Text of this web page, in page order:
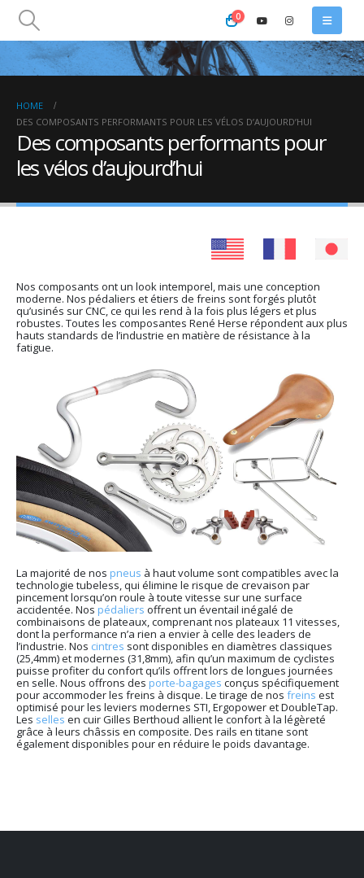
0
HOME
DES COMPOSANTS PERFORMANTS POUR LES VÉLOS D’AUJOURD’HUI
Des composants performants pour
les vélos d’aujourd’hui
Nos composants ont un look intemporel, mais une conception
moderne. Nos pédaliers et étiers de freins sont forgés plutôt
qu’usinés sur CNC, ce qui les rend à la fois plus légers et plus
robustes. Toutes les composantes René Herse répondent aux plus
hauts standards de l’industrie en matière de résistance à la
fatigue.
La majorité de nos pneus à haut volume sont compatibles avec la
technologie tubeless, qui élimine le risque de crevaison par
pincement lorsqu’on roule à toute vitesse sur une surface
accidentée. Nos pédaliers offrent un éventail inégalé de
combinaisons de plateaux, comprenant nos plateaux 11 vitesses,
dont la performance n’a rien a envier à celle des leaders de
l’industrie. Nos cintres sont disponibles en diamètres classiques
(25,4mm) et modernes (31,8mm), afin qu’un maximum de cyclistes
puisse profiter du confort qu’ils offrent lors de longues journées
en selle. Nous offrons des porte-bagages conçus spécifiquement
pour accommoder les freins à disque. Le tirage de nos freins est
optimisé pour les leviers modernes STI, Ergopower et DoubleTap.
Les selles en cuir Gilles Berthoud allient le confort à la légèreté
grâce à leurs châssis en composite. Des rails en titane sont
également disponibles pour en réduire le poids davantage.